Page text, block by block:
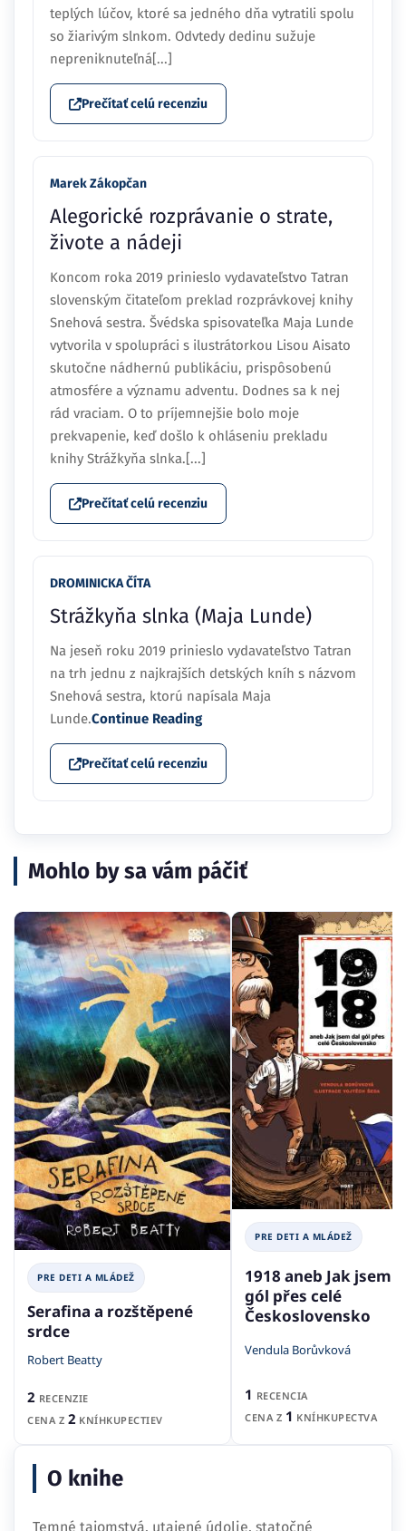
teplých lúčov, ktoré sa jedného dňa vytratili spolu
so žiarivým slnkom. Odvtedy dedinu sužuje
nepreniknuteľná[...]
Prečítať celú recenziu
Marek Zákopčan
Alegorické rozprávanie o strate,
živote a nádeji
Koncom roka 2019 prinieslo vydavateľstvo Tatran
slovenským čitateľom preklad rozprávkovej knihy
Snehová sestra. Švédska spisovateľka Maja Lunde
vytvorila v spolupráci s ilustrátorkou Lisou Aisato
skutočne nádhernú publikáciu, prispôsobenú
atmosfére a významu adventu. Dodnes sa k nej
rád vraciam. O to príjemnejšie bolo moje
prekvapenie, keď došlo k ohláseniu prekladu
knihy Strážkyňa slnka.[...]
Prečítať celú recenziu
DROMINICKA ČÍTA
Strážkyňa slnka (Maja Lunde)
Na jeseň roku 2019 prinieslo vydavateľstvo Tatran
na trh jednu z najkrajších detských kníh s názvom
Snehová sestra, ktorú napísala Maja
Lunde.Continue Reading
Prečítať celú recenziu
Mohlo by sa vám páčiť
PRE DETI A MLÁDEŽ
Serafina a rozštěpené
srdce
Robert Beatty
2 RECENZIE
CENA Z 2 KNÍHKUPECTIEV
PRE DETI A MLÁDEŽ
1918 aneb Jak jsem
gól přes celé
Československo
Vendula Borůvková
1 RECENCIA
CENA Z 1 KNÍHKUPECTVA
O knihe
Temné tajomstvá, utajené údolie, statočné